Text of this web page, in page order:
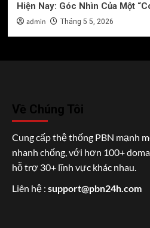
Hiện Nay: Góc Nhìn Của Một
admin Tháng 5 5, 2026
Về Chúng Tôi
Cung cấp thệ thống PBN mạnh
nhanh chống, với hơn 100+
hỗ trợ 30+ lĩnh vực khác nhau.
Liên hệ : support@pbn24h.com